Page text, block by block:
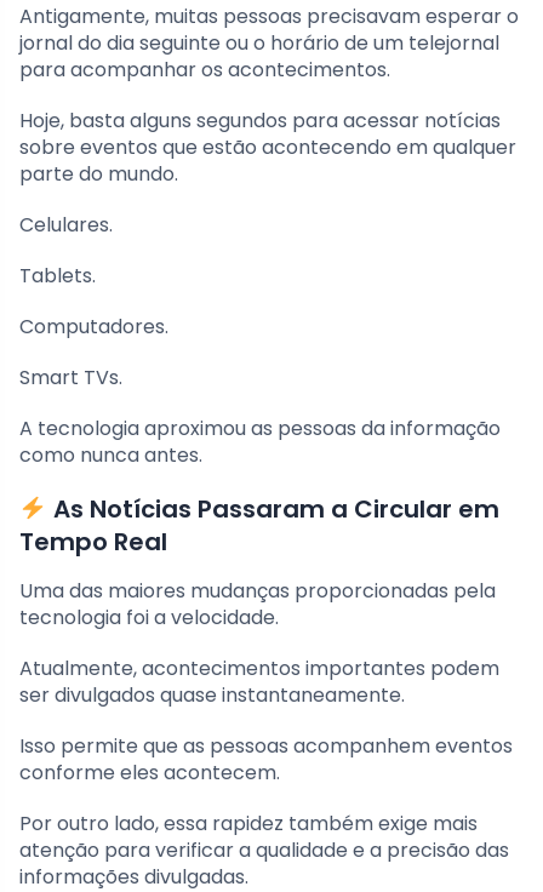
Antigamente, muitas pessoas precisavam esperar o
jornal do dia seguinte ou o horário de um telejornal
para acompanhar os acontecimentos.
Hoje, basta alguns segundos para acessar notícias
sobre eventos que estão acontecendo em qualquer
parte do mundo.
Celulares.
Tablets.
Computadores.
Smart TVs.
A tecnologia aproximou as pessoas da informação
como nunca antes.
As Notícias Passaram a Circular em
Tempo Real
Uma das maiores mudanças proporcionadas pela
tecnologia foi a velocidade.
Atualmente, acontecimentos importantes podem
ser divulgados quase instantaneamente.
Isso permite que as pessoas acompanhem eventos
conforme eles acontecem.
Por outro lado, essa rapidez também exige mais
atenção para verificar a qualidade e a precisão das
informações divulgadas.